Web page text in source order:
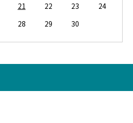
21 22 23
24
28 29 30